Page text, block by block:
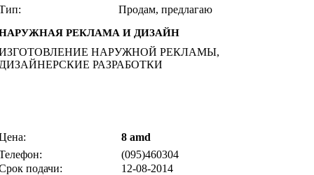
Продам, предлагаю
РЕКЛАМА И ДИЗАЙН
НАРУЖНОЙ РЕКЛАМЫ,
РАЗРАБОТКИ
8 amd
(095)460304
подачи:
12-08-2014